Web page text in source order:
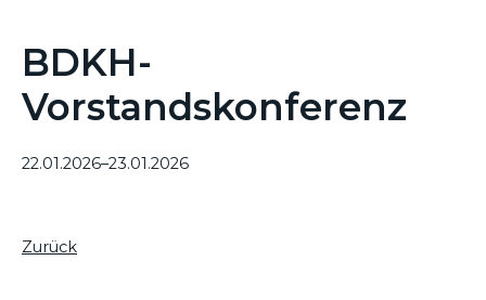
BDKH-
Vorstandskonferenz
22.01.2026–23.01.2026
Zurück